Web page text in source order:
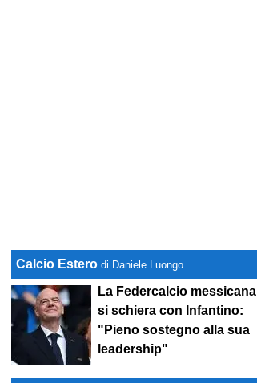
Calcio Estero di Daniele Luongo
La Federcalcio messicana
si schiera con Infantino:
"Pieno sostegno alla sua
leadership"